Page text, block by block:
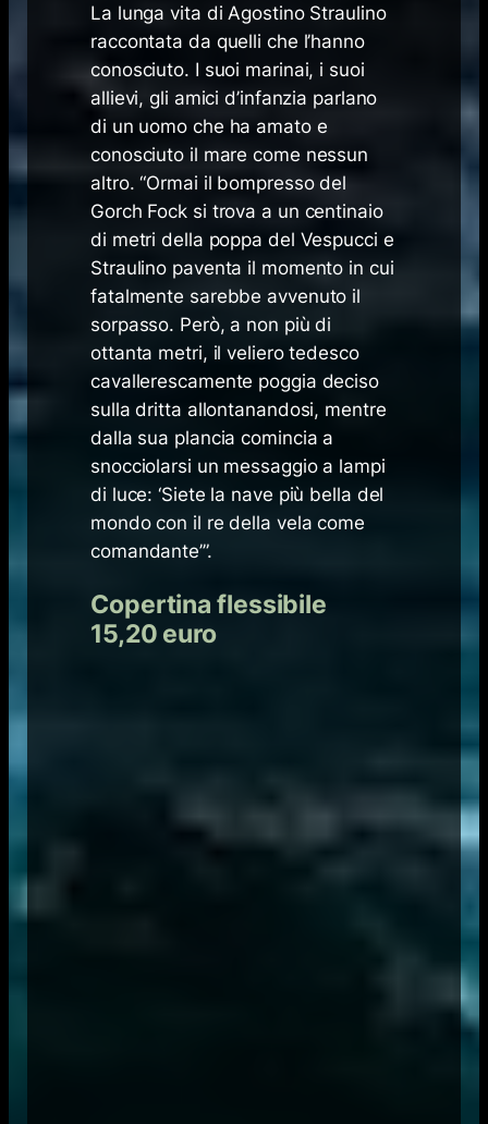
La lunga vita di Agostino Straulino
raccontata da quelli che l’hanno
conosciuto. I suoi marinai, i suoi
allievi, gli amici d’infanzia parlano
di un uomo che ha amato e
conosciuto il mare come nessun
altro. “Ormai il bompresso del
Gorch Fock si trova a un centinaio
di metri della poppa del Vespucci e
Straulino paventa il momento in cui
fatalmente sarebbe avvenuto il
sorpasso. Però, a non più di
ottanta metri, il veliero tedesco
cavallerescamente poggia deciso
sulla dritta allontanandosi, mentre
dalla sua plancia comincia a
snocciolarsi un messaggio a lampi
di luce: ‘Siete la nave più bella del
mondo con il re della vela come
comandante’”.
Copertina flessibile
15,20 euro